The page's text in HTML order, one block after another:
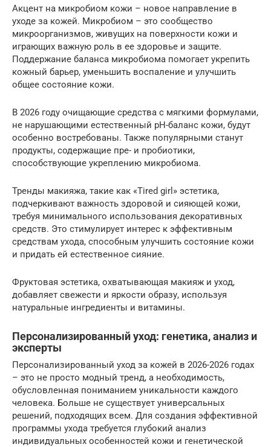
Акцент на микробиом кожи – новое направление в
уходе за кожей. Микробиом – это сообщество
микроорганизмов, живущих на поверхности кожи и
играющих важную роль в ее здоровье и защите.
Поддержание баланса микробиома помогает укрепить
кожный барьер, уменьшить воспаление и улучшить
общее состояние кожи.
В 2026 году очищающие средства с мягкими формулами,
не нарушающими естественный pH-баланс кожи, будут
особенно востребованы. Также популярными станут
продукты, содержащие пре- и пробиотики,
способствующие укреплению микробиома.
Тренды макияжа, такие как «Tired girl» эстетика,
подчеркивают важность здоровой и сияющей кожи,
требуя минимального использования декоративных
средств. Это стимулирует интерес к эффективным
средствам ухода, способным улучшить состояние кожи
и придать ей естественное сияние.
Фруктовая эстетика, охватывающая макияж и уход,
добавляет свежести и яркости образу, используя
натуральные ингредиенты и витамины.
Персонализированный уход: генетика, анализ и
эксперты
Персонализированный уход за кожей в 2026-2026 годах
– это не просто модный тренд, а необходимость,
обусловленная пониманием уникальности каждого
человека. Больше не существует универсальных
решений, подходящих всем. Для создания эффективной
программы ухода требуется глубокий анализ
индивидуальных особенностей кожи и генетической